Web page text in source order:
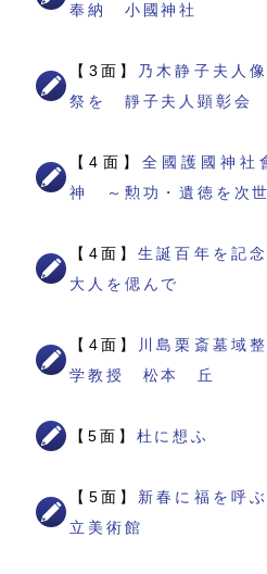
奉納 小國神社
【3面】
乃木静子夫人
祭を 靜子夫人顕彰会
【4面】 全國護國神
神 ～勲功・遺徳を次世
【4面】生誕百年を記
大人を偲んで
【4面】
川島栗斎墓域
学教授 松本 丘
【5面】 杜に想ふ
【5面】 新春に福を呼
立美術館